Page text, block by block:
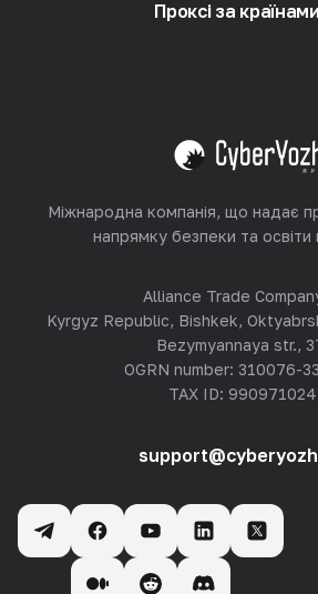
Ресейлінг
Проксі за країнами
Переглянути все
Міжнародна компанія, що надає
напрямку безпеки та освіти
Alliance Trade
Kyrgyz Republic, Bishkek,
Bezymyannaya str.,
OGRN number: 310076-
TAX ID: